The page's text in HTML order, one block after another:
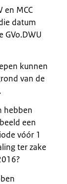
en MCC
datum
GVo.DWU
kunnen
van de
hebben
een
vóór 1
ter zake